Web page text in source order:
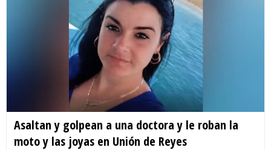
Asaltan y golpean a una doctora y le roban la
moto y las joyas en Unión de Reyes